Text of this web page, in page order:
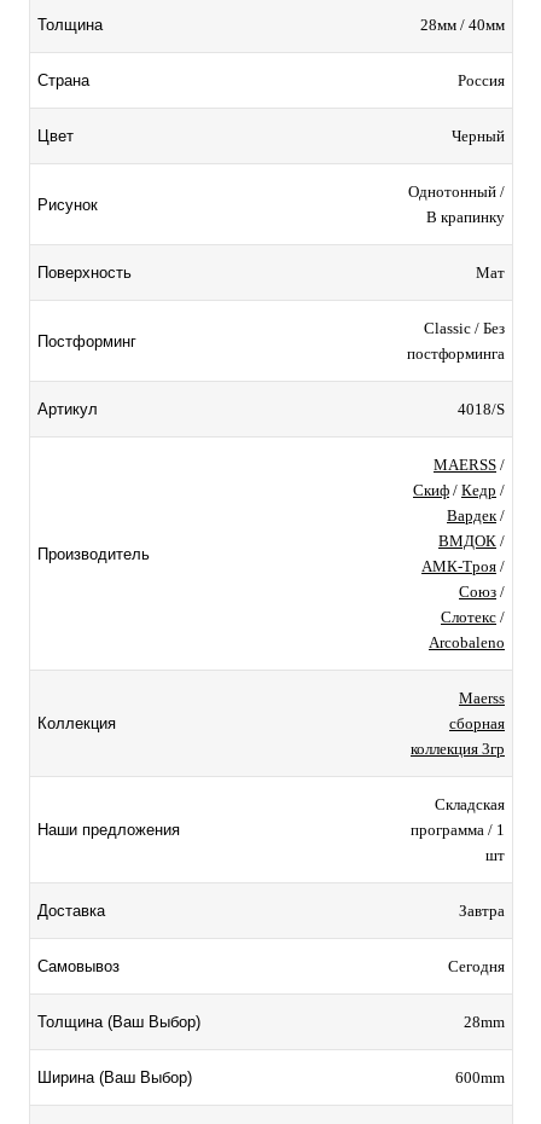
Толщина 28мм / 40мм
Страна Россия
Цвет Черный
Рисунок
Однотонный /
В крапинку
Поверхность Мат
Постформинг
Classic / Без
постформинга
Артикул 4018/S
Производитель
MAERSS /
Скиф / Кедр /
Вардек/
ВМДОК /
АМК-Троя /
Союз /
Слотекс /
Arcobaleno
Коллекция
Maerss
сборная
коллекция 3гр
Наши предложения
Складская
программа / 1
шт
Доставка Завтра
Самовывоз Сегодня
Толщина (Ваш Выбор) 28mm
Ширина (Ваш Выбор) 600mm